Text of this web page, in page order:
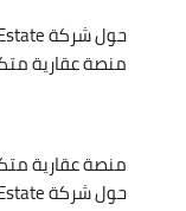
حول شركة Gate Masr Real Estate - بوابة مصر العقارية
منصة عقارية
منصة عقارية
حول شركة Gate Masr Real Estate